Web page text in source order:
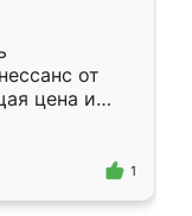
от
цена и
Приехавший
1